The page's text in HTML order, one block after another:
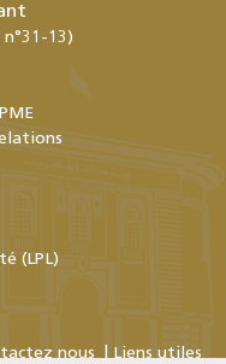
13)
(LPL)
nous Liens utiles